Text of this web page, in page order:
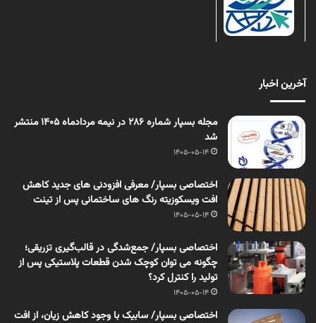
آخرین اخبار
مجله بسپار شماره 286 در نیمه مردادماه 1405 منتشر
شد
1405-05-14
اختصاصی بسپار/ معرفی افزودنی های جدید کاهش
افت ویسکوزیته رنگ های ساختمانی پس از تینت
1405-05-14
اختصاصی بسپار/ جمع‌شدگی در قالب‌گیری تزریقی؛
چگونه می توان کوچک شدن قطعات پلاستیکی پس از
تولید را کنترل کرد؟
1405-05-14
اختصاصی بسپار/ سابیک با وجود کاهش زیان، از افت